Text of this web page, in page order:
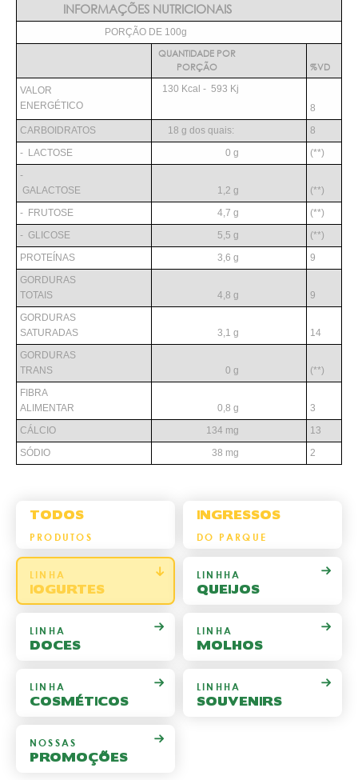
INFORMAÇÕES NUTRICIONAIS
PORÇÃO DE 100g
QUANTIDADE POR
PORÇÃO
%VD
VALOR
ENERGÉTICO
130 Kcal - 593 Kj
8
CARBOIDRATOS
18 g dos quais:
8
- LACTOSE 0 g
(**)
-
GALACTOSE
1,2 g
(**)
- FRUTOSE 4,7 g
(**)
- GLICOSE 5,5 g
(**)
PROTEÍNAS
3,6 g
9
GORDURAS
TOTAIS
4,8 g
9
GORDURAS
SATURADAS
3,1 g
14
GORDURAS
TRANS
0 g
(**)
FIBRA
ALIMENTAR
0,8 g
3
CÁLCIO
134 mg
13
SÓDIO
38 mg 2
TODOS
PRODUTOS
INGRESSOS
DO PARQUE
LINHA
IOGURTES
LINHHA
QUEIJOS
LINHA
DOCES
LINHA
MOLHOS
LINHA
COSMÉTICOS
LINHHA
SOUVENIRS
NOSSAS
PROMOÇÕES